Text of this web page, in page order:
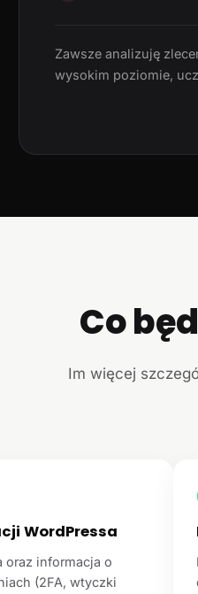
Zawsze analizuję
wysokim poziomie,
Co
Im więcej
WordPressa
oraz informacja o
(2FA, wtyczki